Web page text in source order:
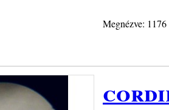
Megnézve: